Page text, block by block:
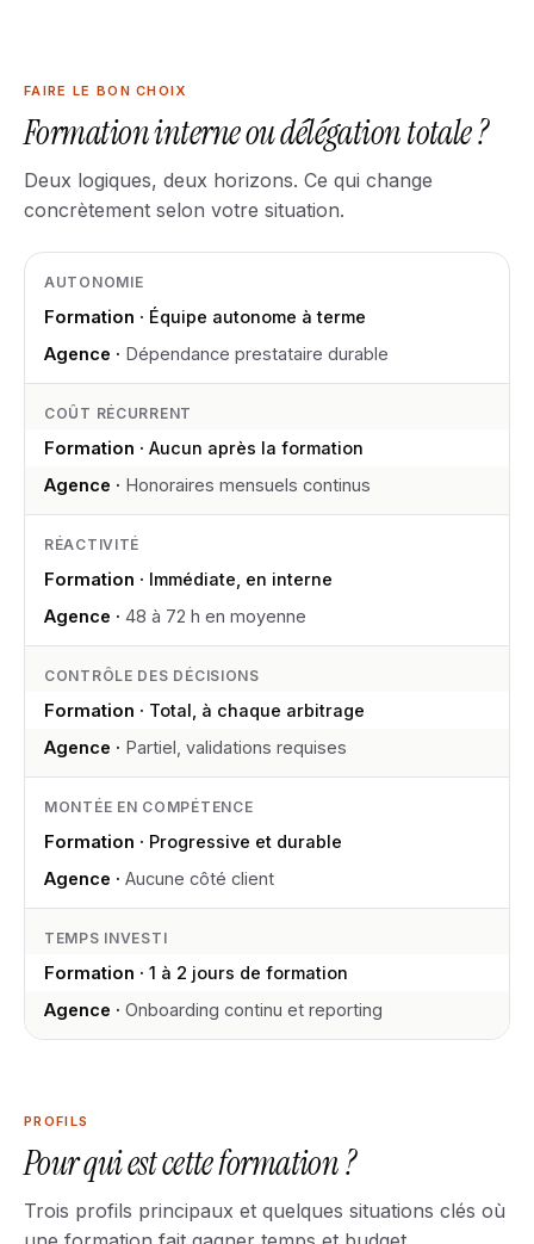
FAIRE LE BON CHOIX
Formation interne ou délégation totale ?
Deux logiques, deux horizons. Ce qui change
concrètement selon votre situation.
AUTONOMIE
Équipe autonome à terme
Dépendance prestataire durable
COÛT RÉCURRENT
Aucun après la formation
Honoraires mensuels continus
RÉACTIVITÉ
Immédiate, en interne
48 à 72 h en moyenne
CONTRÔLE DES DÉCISIONS
Total, à chaque arbitrage
Partiel, validations requises
MONTÉE EN COMPÉTENCE
Progressive et durable
Aucune côté client
TEMPS INVESTI
1 à 2 jours de formation
Onboarding continu et reporting
PROFILS
Pour qui est cette formation ?
Trois profils principaux et quelques situations clés où